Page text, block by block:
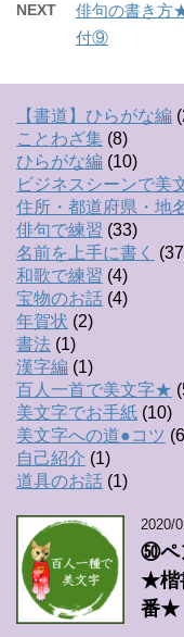
NEXT
俳句の書き方
付⑨
【書道】ひらがな編
ことわざ集 (8)
ひらがな編 (10)
ビジネスシーンで美
住所・都道府県・地
俳句で練習 (33)
名前を上手に書く
和歌で練習 (4)
宝物のお話 (4)
年賀状 (2)
書法 (1)
漢字編 (1)
百人一首で美文字★
美文字でお手紙 (10)
美文字への道●コツ
自己紹介 (1)
道具のお話 (1)
2020/
㊿ペ
★楷
番★